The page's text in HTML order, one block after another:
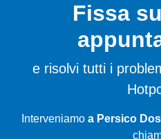
Fissa
e risolvi tutti i
Interveniamo a Persico